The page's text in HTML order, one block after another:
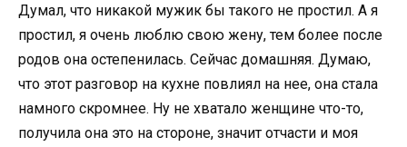
Думал, что никакой мужик бы такого не простил. А я
простил, я очень люблю свою жену, тем более после
родов она остепенилась. Сейчас домашняя. Думаю,
что этот разговор на кухне повлиял на нее, она стала
намного скромнее. Ну не хватало женщине что-то,
получила она это на стороне, значит отчасти и моя